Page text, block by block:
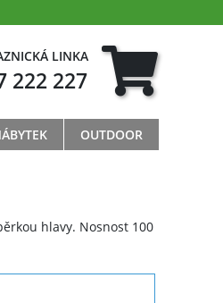
LINKA
222 227
OUTDOOR
hlavy. Nosnost 100